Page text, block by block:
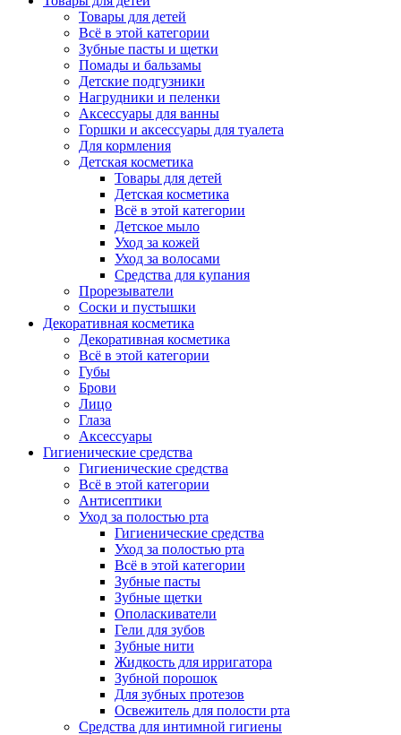
Товары для детей
Всё в этой категории
Зубные пасты и щетки
Помады и бальзамы
Детские подгузники
Нагрудники и пеленки
Аксессуары для ванны
Горшки и аксессуары для туалета
Для кормления
Детская косметика
Товары для детей
Детская косметика
Всё в этой категории
Детское мыло
Уход за кожей
Уход за волосами
Средства для купания
Прорезыватели
Соски и пустышки
Декоративная косметика
Декоративная косметика
Всё в этой категории
Губы
Брови
Лицо
Глаза
Аксессуары
Гигиенические средства
Гигиенические средства
Всё в этой категории
Антисептики
Уход за полостью рта
Гигиенические средства
Уход за полостью рта
Всё в этой категории
Зубные пасты
Зубные щетки
Ополаскиватели
Гели для зубов
Зубные нити
Жидкость для ирригатора
Зубной порошок
Для зубных протезов
Освежитель для полости рта
Средства для интимной гигиены